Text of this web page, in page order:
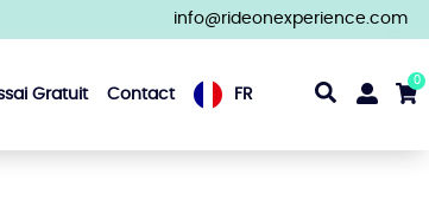
info@rideonexperience.com
Gratuit Contact FR
0